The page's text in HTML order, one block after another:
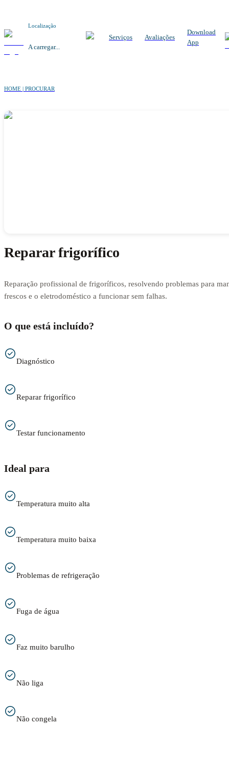
Localização
A carregar...
Serviços Avaliações
Download
App
HOME | PROCURAR
Reparar frigorífico
Reparação profissional de frigoríficos, resolvendo problemas para
frescos e o eletrodoméstico a funcionar sem falhas.
O que está incluído?
Diagnóstico
Reparar frigorífico
Testar funcionamento
Ideal para
Temperatura muito alta
Temperatura muito baixa
Problemas de refrigeração
Fuga de água
Faz muito barulho
Não liga
Não congela